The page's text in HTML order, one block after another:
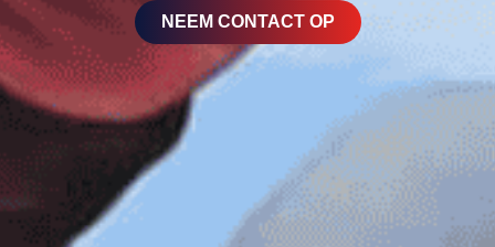
NEEM CONTACT OP